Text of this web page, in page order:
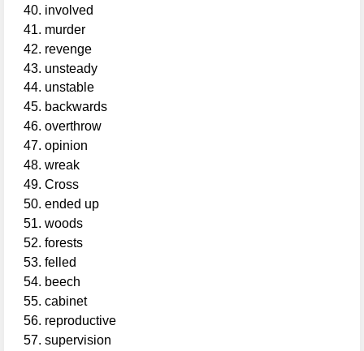
involved
murder
revenge
unsteady
unstable
backwards
overthrow
opinion
wreak
Cross
ended up
woods
forests
felled
beech
cabinet
reproductive
supervision